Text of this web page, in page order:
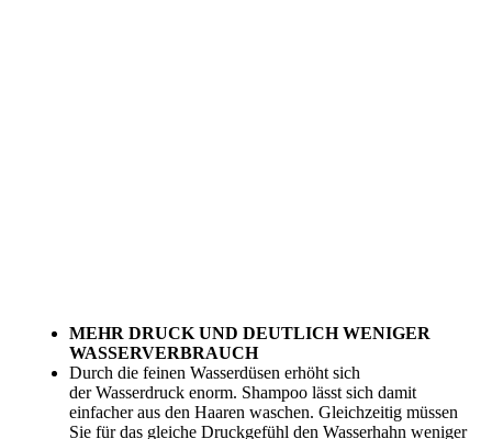
MEHR DRUCK UND DEUTLICH WENIGER
WASSERVERBRAUCH
Durch die feinen Wasserdüsen erhöht sich
derWasserdruck enorm. Shampoo lässt sich damit
einfacher aus den Haaren waschen. Gleichzeitig müssen
Sie für das gleiche Druckgefühl den Wasserhahn weniger